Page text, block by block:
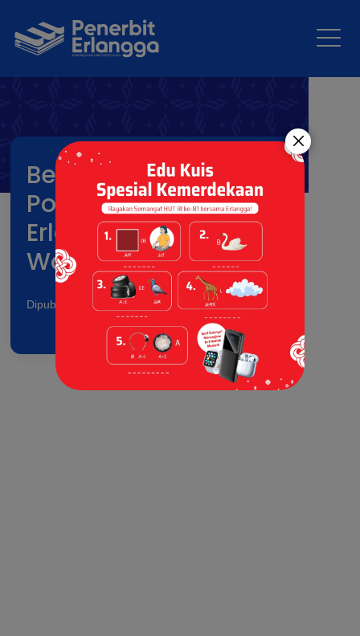
Bersama Pemkab
Poso, Penerbit
Erlangga Gelar
Workshop Guru PAUD
Dipublikasikan pada: 14 Jul 2026